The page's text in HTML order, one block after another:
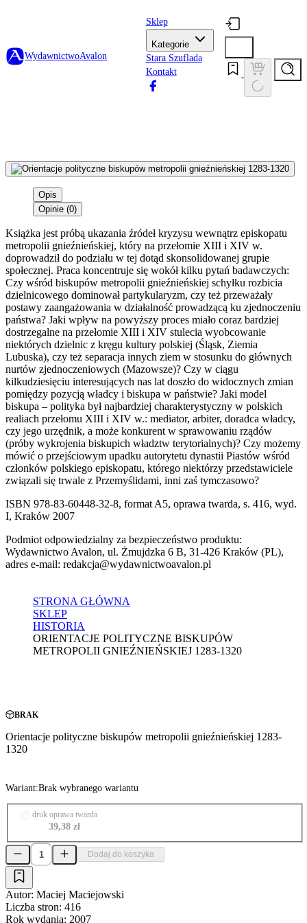
WydawnictwoAvalon
Sklep
Kategorie
Stara Szuflada
Kontakt
Opis
Opinie (0)
Książka jest próbą ukazania źródeł kryzysu wewnątrz episkopatu
metropolii gnieźnieńskiej, który na przełomie XIII i XIV w.
doprowadził do podziału w tej dotąd skonsolidowanej grupie
społecznej. Praca koncentruje się wokół kilku pytań badawczych:
Czy wśród biskupów metropolii gnieźnieńskiej schyłku rozbicia
dzielnicowego dominował partykularyzm, czy też przeważały
postawy zaangażowania w działalność prowadzącą ku zjednoczeniu
państwa? Jaki wpływ na powyższy proces miało coraz bardziej
dostrzegalne na przełomie XIII i XIV stulecia wyobcowanie
niektórych dzielnic z kręgu kultury polskiej (Śląsk, Ziemia
Lubuska), czy też separacja innych ziem w stosunku do głównych
nurtów zjednoczeniowych (Mazowsze)? Czy w ciągu
kilkudziesięciu interesujących nas lat doszło do widocznych zmian
pomiędzy pozycją władcy i biskupa w państwie? Jaki model
biskupa – polityka był najbardziej charakterystyczny w polskich
realiach przełomu XIII i XIV w.: mediator, arbiter, doradca władcy,
czy jego urzędnik, a może konkurent w sprawowaniu rządów
(próby wykrojenia biskupich władztw terytorialnych)? Czy możemy
mówić o przejściowym upadku autorytetu dynastii Piastów wśród
członków polskiego episkopatu, którego niektórzy przedstawiciele
związali się trwale z Przemyślidami, inni zaś tymczasowo?
ISBN 978-83-60448-32-8, format A5, oprawa twarda, s. 416, wyd.
I, Kraków 2007
Podmiot odpowiedzialny za bezpieczeństwo produktu:
Wydawnictwo Avalon, ul. Żmujdzka 6 B, 31-426 Kraków (PL),
adres e-mail: redakcja@wydawnictwoavalon.pl
STRONA GŁÓWNA
SKLEP
HISTORIA
ORIENTACJE POLITYCZNE BISKUPÓW
METROPOLII GNIEŹNIEŃSKIEJ 1283-1320
BRAK
Orientacje polityczne biskupów metropolii gnieźnieńskiej 1283-
1320
Wariant:Brak wybranego wariantu
druk oprawa twarda
39,38 zł
Dodaj do koszyka
Autor: Maciej Maciejowski
Liczba stron: 416
Rok wydania: 2007